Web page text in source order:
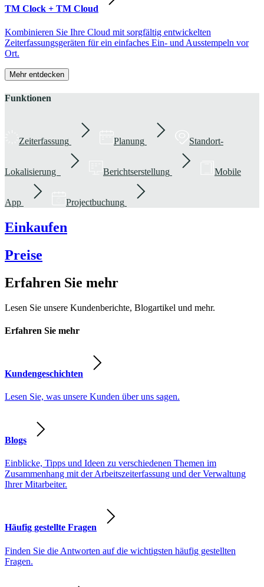
TM Clock + TM Cloud
Kombinieren Sie Ihre Cloud mit sorgfältig entwickelten
Zeiterfassungsgeräten für ein einfaches Ein- und Ausstempeln vor
Ort.
Mehr entdecken
Funktionen
Zeiterfassung Planung Standort-
Lokalisierung Berichtserstellung Mobile
App Projectbuchung
Einkaufen
Preise
Erfahren Sie mehr
Lesen Sie unsere Kundenberichte, Blogartikel und mehr.
Erfahren Sie mehr
Kundengeschichten
Lesen Sie, was unsere Kunden über uns sagen.
Blogs
Einblicke, Tipps und Ideen zu verschiedenen Themen im
Zusammenhang mit der Arbeitszeiterfassung und der Verwaltung
Ihrer Mitarbeiter.
Häufig gestellte Fragen
Finden Sie die Antworten auf die wichtigsten häufig gestellten
Fragen.